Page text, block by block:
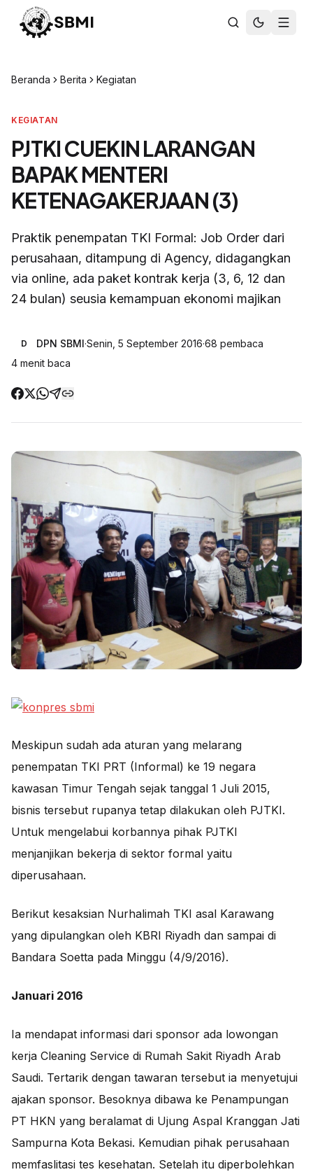
Beranda Berita Kegiatan
KEGIATAN
PJTKI CUEKIN LARANGAN
BAPAK MENTERI
KETENAGAKERJAAN (3)
Praktik penempatan TKI Formal: Job Order dari
perusahaan, ditampung di Agency, didagangkan
via online, ada paket kontrak kerja (3, 6, 12 dan
24 bulan) seusia kemampuan ekonomi majikan
D DPN SBMI·Senin, 5 September 2016·68 pembaca
4 menit baca
Meskipun sudah ada aturan yang melarang
penempatan TKI PRT (Informal) ke 19 negara
kawasan Timur Tengah sejak tanggal 1 Juli 2015,
bisnis tersebut rupanya tetap dilakukan oleh PJTKI.
Untuk mengelabui korbannya pihak PJTKI
menjanjikan bekerja di sektor formal yaitu
diperusahaan.
Berikut kesaksian Nurhalimah TKI asal Karawang
yang dipulangkan oleh KBRI Riyadh dan sampai di
Bandara Soetta pada Minggu (4/9/2016).
Januari 2016
Ia mendapat informasi dari sponsor ada lowongan
kerja Cleaning Service di Rumah Sakit Riyadh Arab
Saudi. Tertarik dengan tawaran tersebut ia menyetujui
ajakan sponsor. Besoknya dibawa ke Penampungan
PT HKN yang beralamat di Ujung Aspal Kranggan Jati
Sampurna Kota Bekasi. Kemudian pihak perusahaan
memfaslitasi tes kesehatan. Setelah itu diperbolehkan